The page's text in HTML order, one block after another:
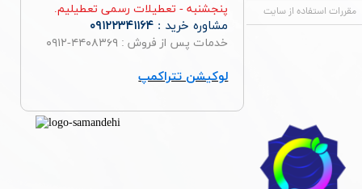
مقررات استفاده از سایت
پنجشنبه - تعطیلات رسمی تعطیلیم.
مشاوره خرید : ۰۹۱۲۲۳۴۱۱۶۴
خدمات پس از فروش : ۴۴۰۸۳۶۹-۰۹۱۲
لوکیشن تتراکمپ